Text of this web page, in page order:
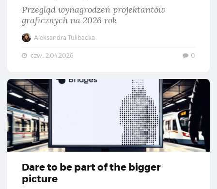
Przegląd wynagrodzeń projektantów
graficznych na 2026 rok
Aleksandra Tulibacka
czw., 2.04.2026 0
Dare to be part of the bigger
picture